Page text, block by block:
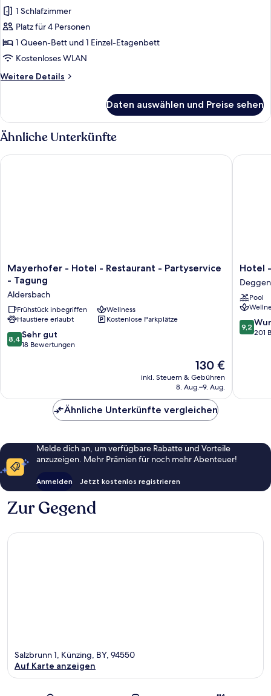
für
Comfort-
Vierbettzimmer
anzeigen
1 Schlafzimmer
Platz für 4 Personen
1 Queen-Bett und 1 Einzel-Etagenbett
Kostenloses WLAN
Weitere Details
Weitere
Vierbettzimmer
Daten auswählen und Preise sehen
Ähnliche Unterkünfte
Mayerhofer
Hotel
-
Restaurant
-
Partyservice
-
Mayerhofer - Hotel - Restaurant - Partyservice
- Tagung
Aldersbach
Frühstück inbegriffen
Wellness
Haustiere erlaubt
Kostenlose Parkplätze
8.4
von
Bewertungen
8,4 Sehr gut
18 Bewertungen
Der
Preis
beträgt
130 €
inkl. Steuern & Gebühren
8. Aug.–9. Aug.
Mayerhofer - Hotel - Restaurant - Partyservice - Tagung
Hotel
-
Gasthof
Höttl
Hotel
Pool
9.2
von
9,2
201
Hotel -
Ähnliche Unterkünfte vergleichen
Melde dich an, um verfügbare Rabatte und Vorteile
anzuzeigen. Mehr Prämien für noch mehr Abenteuer!
Anmelden Jetzt kostenlos registrieren
Zur Gegend
Salzbrunn 1, Künzing, BY, 94550
Auf Karte anzeigen